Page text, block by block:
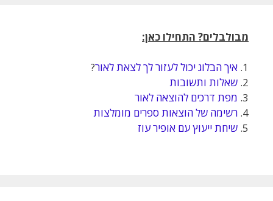
מבולבלים? התחילו כאן:
1. איך הבלוג יכול לעזור לך לצאת לאור?
2. שאלות ותשובות
3. מפת דרכים להוצאה לאור
4. רשימה של הוצאות ספרים מומלצות
5. שיחת ייעוץ עם אופיר עוז